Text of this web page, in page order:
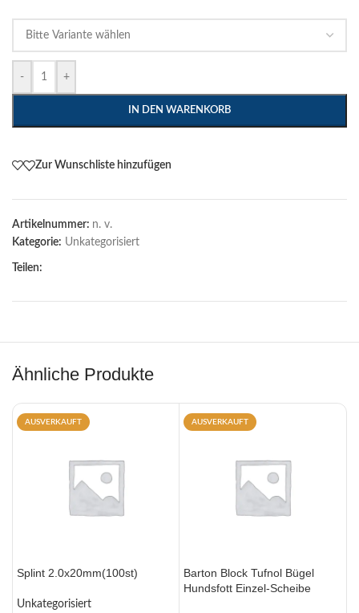
- +
IN DEN WARENKORB
Zur Wunschliste hinzufügen
Artikelnummer: n. v.
Kategorie: Unkategorisiert
Teilen:
Ähnliche Produkte
AUSVERKAUFT
Splint 2.0x20mm(100st)
Unkategorisiert
AUSVERKAUFT
Barton Block Tufnol Bügel
Hundsfott Einzel-Scheibe